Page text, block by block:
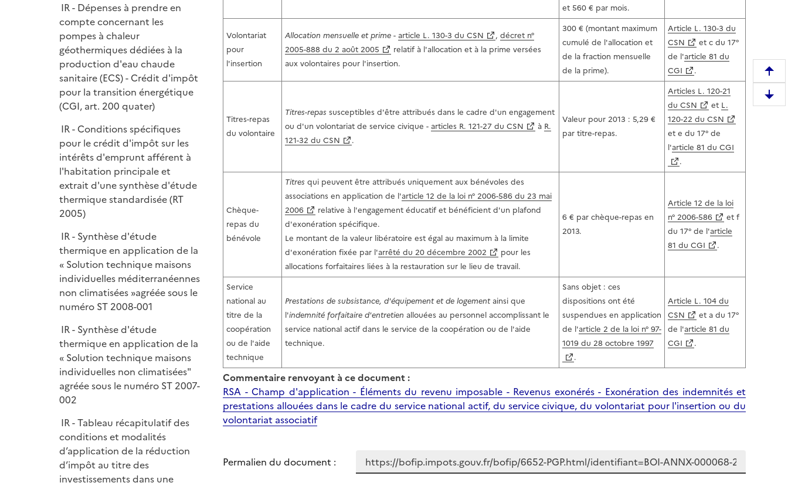
IR - Dépenses à prendre en
compte concernant les
pompes à chaleur
géothermiques dédiées à la
production d'eau chaude
sanitaire (ECS) - Crédit d'impôt
pour la transition énergétique
(CGI, art. 200 quater)
IR - Conditions spécifiques
pour le crédit d'impôt sur les
intérêts d'emprunt afférent à
l'habitation principale et
extrait d'une synthèse d'étude
thermique standardisée (RT
2005)
IR - Synthèse d'étude
thermique en application de la
« Solution technique maisons
individuelles méditerranéennes
non climatisées »agréée sous le
numéro ST 2008-001
IR - Synthèse d'étude
thermique en application de la
« Solution technique maisons
individuelles non climatisées"
agréée sous le numéro ST 2007-
002
IR - Tableau récapitulatif des
conditions et modalités
d’application de la réduction
d’impôt au titre des
investissements dans une
et 560 € par mois.
Volontariat
pour
l'insertion
Allocation mensuelle et prime - article L. 130-3 du CSN , décret n°
2005-888 du 2 août 2005
relatif à l'allocation et à la prime versées
aux volontaires pour l'insertion.
300 € (montant maximum
cumulé de l'allocation et
de la fraction mensuelle
de la prime).
Article L. 130-3 du
CSN
et c du 17°
de l'article 81 du
CGI
.
Titres-repas
du volontaire
Titres-repas susceptibles d'être attribués dans le cadre d'un engagement
ou d'un volontariat de service civique - articles R. 121-27 du CSN à R.
121-32 du CSN
.
Valeur pour 2013 : 5,29 €
par titre-repas.
Articles L. 120-21
du CSN
et L.
120-22 du CSN
et e du 17° de
l'article 81 du CGI
.
Chèque-
repas du
bénévole
Titres qui peuvent être attribués uniquement aux bénévoles des
associations en application de l'article 12 de la loi n° 2006-586 du 23 mai
2006
relative à l'engagement éducatif et bénéficient d'un plafond
d'exonération spécifique.
Le montant de la valeur libératoire est égal au maximum à la limite
d'exonération fixée par l'arrêté du 20 décembre 2002
pour les
allocations forfaitaires liées à la restauration sur le lieu de travail.
6 € par chèque-repas en
2013.
Article 12 de la loi
n° 2006-586
et f
du 17° de l'article
81 du CGI
.
Service
national au
titre de la
coopération
ou de l'aide
technique
Prestations de subsistance, d'équipement et de logementainsi que
l'indemnité forfaitaire d'entretien allouées au personnel accomplissant le
service national actif dans le service de la coopération ou de l'aide
technique.
Sans objet : ces
dispositions ont été
suspendues en application
de l'article 2 de la loi n° 97-
1019 du 28 octobre 1997
.
Article L. 104 du
CSN
et a du 17°
de l'article 81 du
CGI
.
Commentaire renvoyant à ce document :
RSA - Champ d'application - Éléments du revenu imposable - Revenus exonérés - Exonération des indemnités et
prestations allouées dans le cadre du service national actif, du service civique, du volontariat pour l'insertion ou du
volontariat associatif
Permalien du document :
e
m
D